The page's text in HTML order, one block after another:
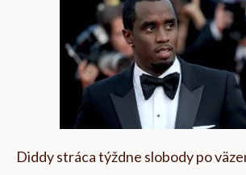
Diddy stráca týždne slobody po